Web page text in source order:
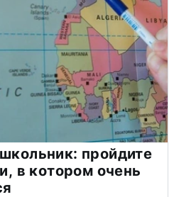
пройдите
в котором очень